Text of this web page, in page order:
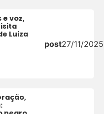
e voz,
Luiza
post27/11/2025